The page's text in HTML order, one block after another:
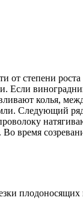
от степени
колья,
Следующий
время